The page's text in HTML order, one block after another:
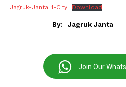
Jagruk-Janta_1-City Download
By: Jagruk Janta
Join Our